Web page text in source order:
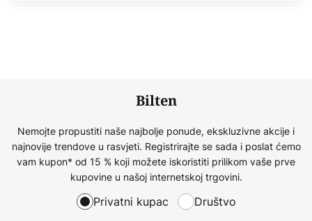
Bilten
Nemojte propustiti naše najbolje ponude, ekskluzivne akcije i
najnovije trendove u rasvjeti. Registrirajte se sada i poslat ćemo
vam kupon* od 15 % koji možete iskoristiti prilikom vaše prve
kupovine u našoj internetskoj trgovini.
Privatni kupac Društvo